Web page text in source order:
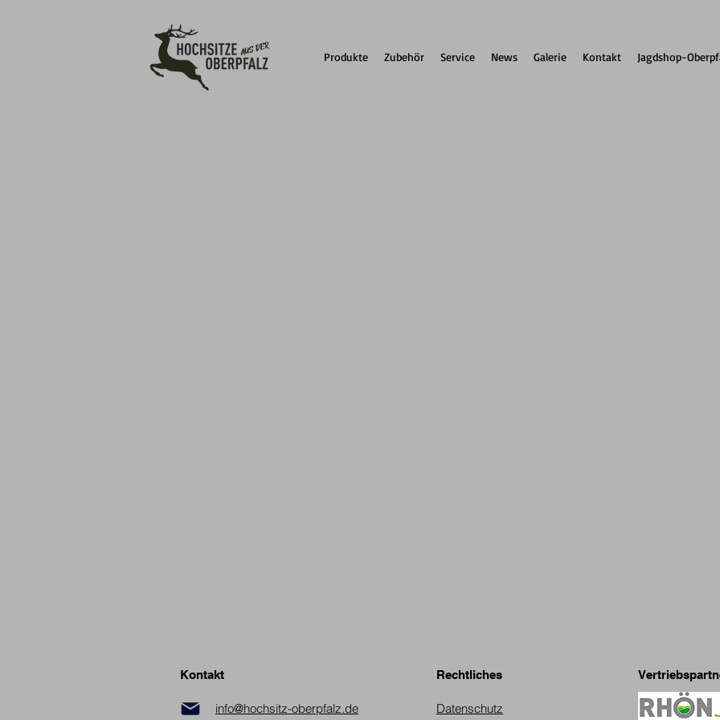
Produkte Zubehör Service News Galerie Kontakt Jagdshop-
Kontakt
info@hochsitz-oberpfalz.de
Rechtliches
Datenschutz